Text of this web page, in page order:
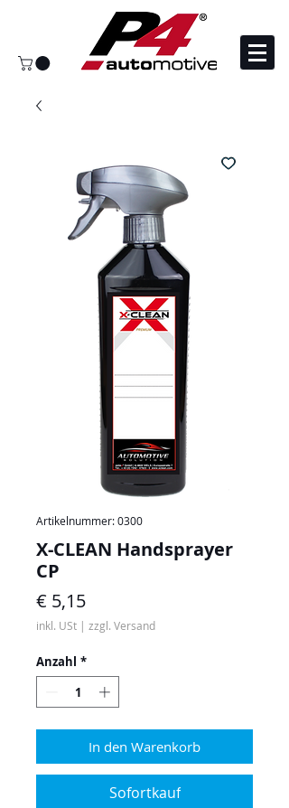
Artikelnummer: 0300
X-CLEAN Handsprayer
CP
€ 5,15Preis
inkl. USt | zzgl. Versand
Anzahl *
In den Warenkorb
Sofortkauf